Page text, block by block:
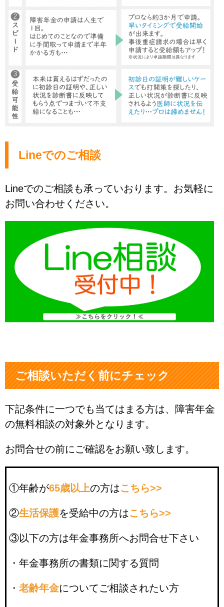
Lineでのご相談
Lineでのご相談も承っていおります。お気軽に
お問い合わせください。
ご相談いただく前にチェック
下記条件に一つでも当てはまる方は、障害年金
の無料相談の対象外となります。
お問合せの前にご確認をお願い致します。
①年齢が65歳以上の方はこちら>>
②生活保護を受給中の方はこちら>>
③以下の方は年金事務所へお問合せ下さい
・年金事務所の書類に関する質問
・ 老齢年金についてご相談されたい方